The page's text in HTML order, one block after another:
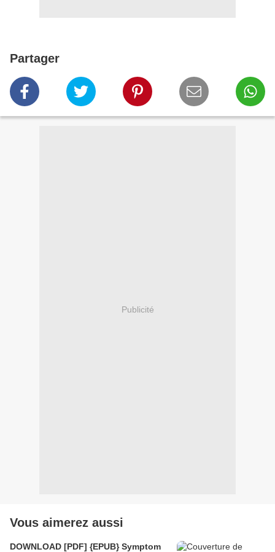
Partager
Publicité
Vous aimerez aussi
DOWNLOAD [PDF] {EPUB} Symptom